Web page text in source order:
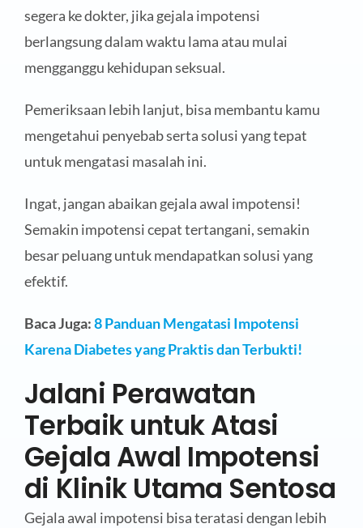
segera ke dokter, jika gejala impotensi
berlangsung dalam waktu lama atau mulai
mengganggu kehidupan seksual.
Pemeriksaan lebih lanjut, bisa membantu kamu
mengetahui penyebab serta solusi yang tepat
untuk mengatasi masalah ini.
Ingat, jangan abaikan gejala awal impotensi!
Semakin impotensi cepat tertangani, semakin
besar peluang untuk mendapatkan solusi yang
efektif.
Baca Juga:8 Panduan Mengatasi Impotensi
Karena Diabetes yang Praktis dan Terbukti!
Jalani Perawatan
Terbaik untuk Atasi
Gejala Awal Impotensi
di Klinik Utama Sentosa
Gejala awal impotensi bisa teratasi dengan lebih